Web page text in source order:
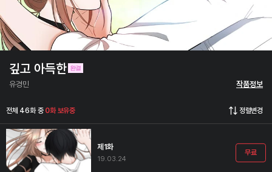
깊고 아득한
유경민 작품정보
전체 46화 중 0화 보유중 정렬변경
제1화
19.03.24
무료